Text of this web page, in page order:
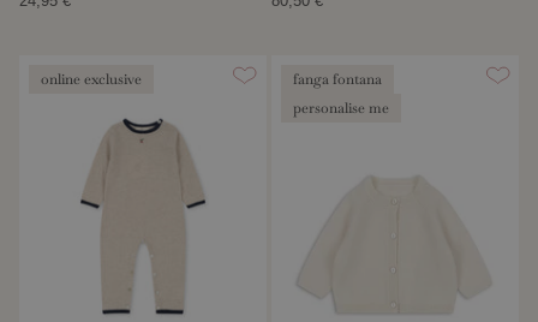
online exclusive
fanga fontana
personalise me